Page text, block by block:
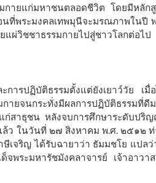
กายแก่มหาชนตลอดชีวิต โดยมีหลัก
นที่พระมงคลเทพมุนีจะมรณภาพในปี
ผ่วิชชาธรรมกายไปสู่ชาวโลกต่อไป
ารปฏิบัติธรรมตั้งแต่ยังเยาว์วัย เมื่
ยจนกระทั่งมีผลการปฏิบัติธรรมที่ดี
ก่สาธุชน หลังจบการศึกษาระดับปริ
ล้ว ในวันที่ ๒๗ สิงหาคม พ.ศ. ๒๕๑๒
เจริญ ได้รับฉายาว่า ธัมมชโย แปลว่
พระมหารัชมังคลาจารย์ เจ้าอาวา